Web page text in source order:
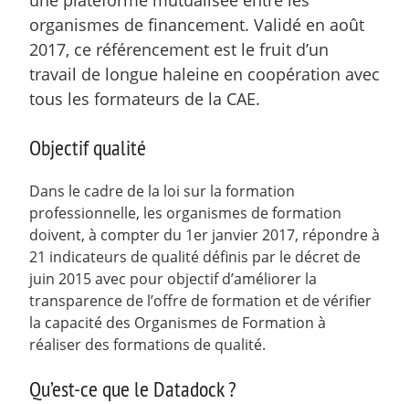
organismes de financement. Validé en août
2017, ce référencement est le fruit d’un
travail de longue haleine en coopération avec
tous les formateurs de la CAE.
Objectif qualité
Dans le cadre de la loi sur la formation
professionnelle, les organismes de formation
doivent, à compter du 1er janvier 2017, répondre à
21 indicateurs de qualité définis par le décret de
juin 2015 avec pour objectif d’améliorer la
transparence de l’offre de formation et de vérifier
la capacité des Organismes de Formation à
réaliser des formations de qualité.
Qu’est-ce que le Datadock ?